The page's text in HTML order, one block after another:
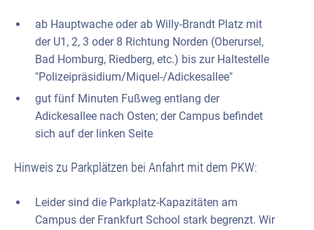
ab Hauptwache oder ab Willy-Brandt Platz mit
der U1, 2, 3 oder 8 Richtung Norden (Oberursel,
Bad Homburg, Riedberg, etc.) bis zur Haltestelle
"Polizeipräsidium/Miquel-/Adickesallee"
gut fünf Minuten Fußweg entlang der
Adickesallee nach Osten; der Campus befindet
sich auf der linken Seite
Hinweis zu Parkplätzen bei Anfahrt mit dem PKW:
Leider sind die Parkplatz-Kapazitäten am
Campus der Frankfurt School stark begrenzt. Wir